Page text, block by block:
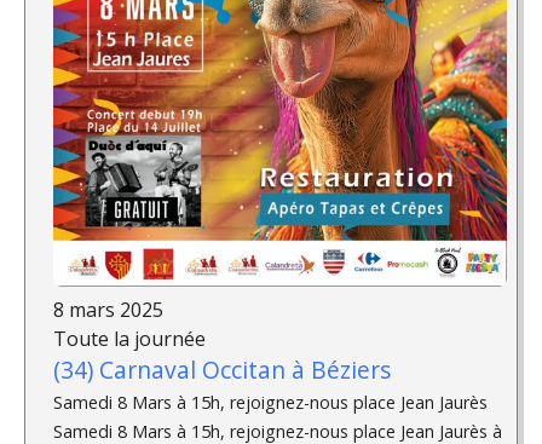
8 mars 2025
Toute la journée
(34) Carnaval Occitan à Béziers
Samedi 8 Mars à 15h, rejoignez-nous place Jean Jaurès
Samedi 8 Mars à 15h, rejoignez-nous place Jean Jaurès à